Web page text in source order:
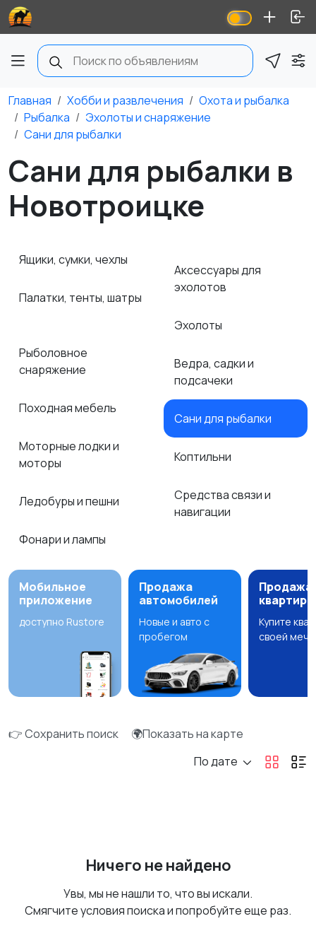
Главная Хобби и развлечения
Охота и рыбалка
Рыбалка
Эхолоты и снаряжение
Сани для рыбалки
Сани для рыбалки в
Новотроицке
Ящики, сумки, чехлы
Палатки, тенты, шатры
Рыболовное
снаряжение
Походная мебель
Моторные лодки и
моторы
Ледобуры и пешни
Фонари и лампы
Аксессуары для
эхолотов
Эхолоты
Ведра, садки и
подсачеки
Сани для рыбалки
Коптильни
Средства связи и
навигации
Мобильное
приложение
доступно Rustore
Продажа
автомобилей
Новые и авто с
пробегом
Продажа
квартир
Купите
своей
👉 Сохранить поиск
🌍Показать на карте
По дате
Ничего не найдено
Увы, мы не нашли то, что вы искали.
Смягчите условия поиска и попробуйте еще раз.